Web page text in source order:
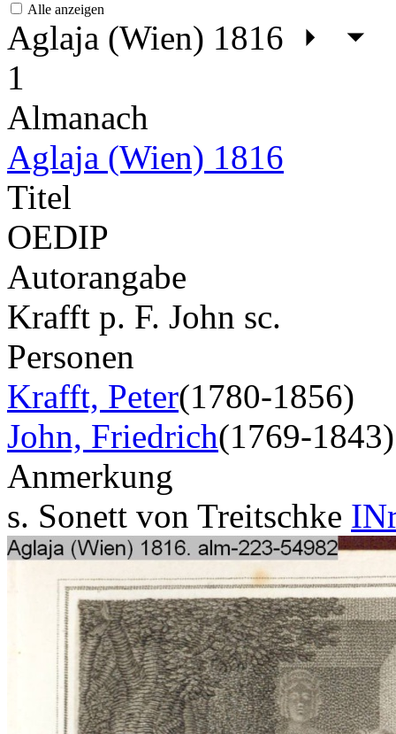
Alle anzeigen
Aglaja (Wien) 1816
1
Almanach
Aglaja (Wien) 1816
Titel
OEDIP
Autorangabe
Krafft p. F. John sc.
Personen
Krafft, Peter(1780-1856)
John, Friedrich(1769-1843)
Anmerkung
s. Sonett von Treitschke